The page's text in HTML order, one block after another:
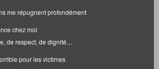
me répugnent profondément
chez moi
de respect, de dignité…
pour les victimes